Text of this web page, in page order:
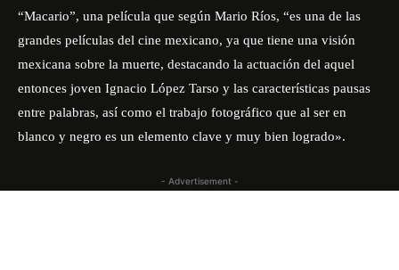
“Macario”, una película que según Mario Ríos, “es una de las
grandes películas del cine mexicano, ya que tiene una visión
mexicana sobre la muerte, destacando la actuación del aquel
entonces joven Ignacio López Tarso y las características pausas
entre palabras, así como el trabajo fotográfico que al ser en
blanco y negro es un elemento clave y muy bien logrado».
- Advertisement -